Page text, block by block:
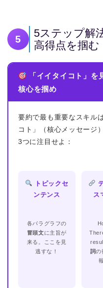
5
5ステップ解
高得点を掴む
「イイタイコト」
核心を掴め
要約で最も重要なスキル
コト」（核心メッセージ
3つに注目せよ：
トピックセ
ンテンス
各パラグラフの
冒頭文に主旨が
来る。ここを見
逃すな！
ス
詞の